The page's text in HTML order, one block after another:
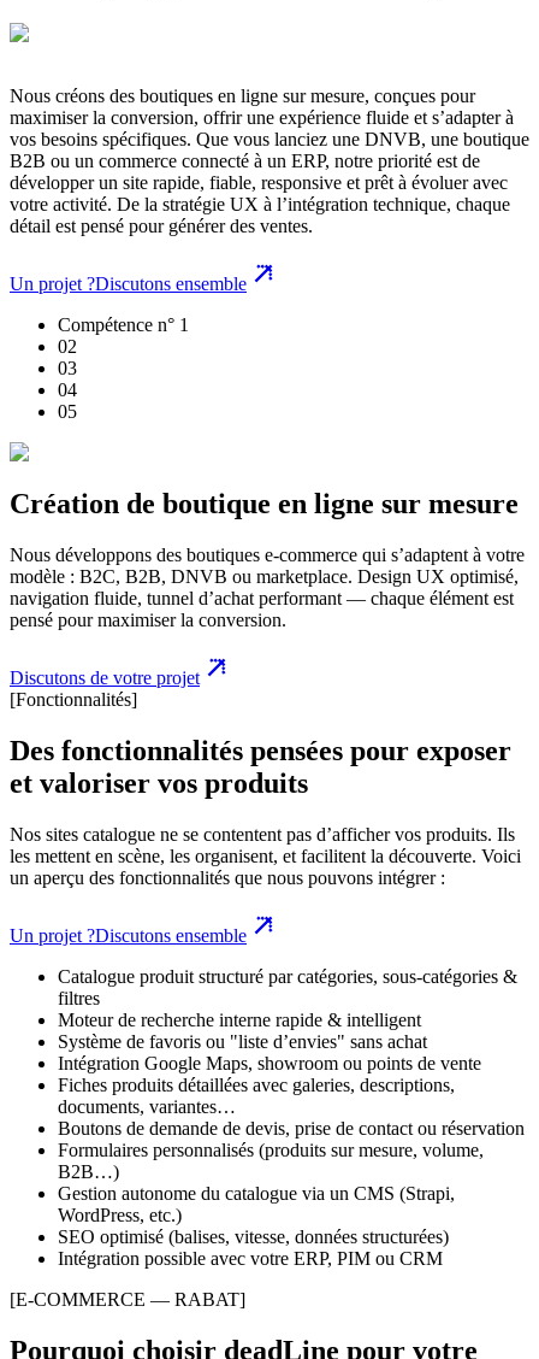
Nous créons des boutiques en ligne sur mesure, conçues pour
maximiser la conversion, offrir une expérience fluide et s’adapter à
vos besoins spécifiques. Que vous lanciez une DNVB, une boutique
B2B ou un commerce connecté à un ERP, notre priorité est de
développer un site rapide, fiable, responsive et prêt à évoluer avec
votre activité. De la stratégie UX à l’intégration technique, chaque
détail est pensé pour générer des ventes.
Un projet ?Discutons ensemble
Compétence n° 1
02
03
04
05
Création de boutique en ligne sur mesure
Nous développons des boutiques e-commerce qui s’adaptent à votre
modèle : B2C, B2B, DNVB ou marketplace. Design UX optimisé,
navigation fluide, tunnel d’achat performant — chaque élément est
pensé pour maximiser la conversion.
Discutons de votre projet
[Fonctionnalités]
Des fonctionnalités pensées pour exposer
et valoriser vos produits
Nos sites catalogue ne se contentent pas d’afficher vos produits. Ils
les mettent en scène, les organisent, et facilitent la découverte. Voici
un aperçu des fonctionnalités que nous pouvons intégrer :
Un projet ?Discutons ensemble
Catalogue produit structuré par catégories, sous-catégories &
filtres
Moteur de recherche interne rapide & intelligent
Système de favoris ou "liste d’envies" sans achat
Intégration Google Maps, showroom ou points de vente
Fiches produits détaillées avec galeries, descriptions,
documents, variantes…
Boutons de demande de devis, prise de contact ou réservation
Formulaires personnalisés (produits sur mesure, volume,
B2B…)
Gestion autonome du catalogue via un CMS (Strapi,
WordPress, etc.)
SEO optimisé (balises, vitesse, données structurées)
Intégration possible avec votre ERP, PIM ou CRM
[E-COMMERCE — RABAT]
Pourquoi choisir deadLine pour votre